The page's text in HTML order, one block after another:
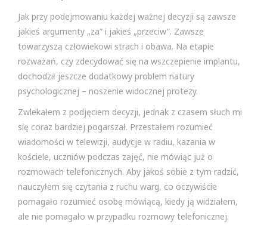
Jak przy podejmowaniu każdej ważnej decyzji są zawsze
jakieś argumenty „za” i jakieś „przeciw”. Zawsze
towarzyszą człowiekowi strach i obawa. Na etapie
rozważań, czy zdecydować się na wszczepienie implantu,
dochodził jeszcze dodatkowy problem natury
psychologicznej – noszenie widocznej protezy.
Zwlekałem z podjęciem decyzji, jednak z czasem słuch mi
się coraz bardziej pogarszał. Przestałem rozumieć
wiadomości w telewizji, audycje w radiu, kazania w
kościele, uczniów podczas zajęć, nie mówiąc już o
rozmowach telefonicznych. Aby jakoś sobie z tym radzić,
nauczyłem się czytania z ruchu warg, co oczywiście
pomagało rozumieć osobę mówiącą, kiedy ją widziałem,
ale nie pomagało w przypadku rozmowy telefonicznej.